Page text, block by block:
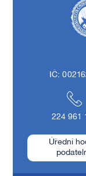
IČ:
224 961
Úřední